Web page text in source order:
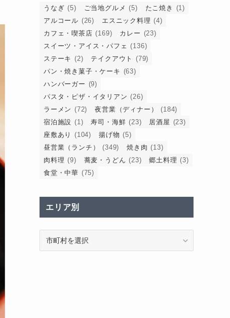
うなぎ (5) ご当地グルメ (5) たこ焼き
(1)
アルコール (26) エスニック料理 (4)
カフェ・喫茶店 (169) カレー (23)
スイーツ・アイス・パフェ (136)
ステーキ (2) テイクアウト
(79)
パン・焼き菓子・ケーキ (63)
ハンバーガー (9)
パスタ・ピザ・イタリアン (26)
ラーメン (72) 夜営業（ディナー）
(184)
宿泊施設 (1) 寿司・海鮮 (23) 居酒屋 (23)
座敷あり
(104) 揚げ物 (5)
昼営業（ランチ）
(349) 焼き肉 (13)
肉料理 (9) 蕎麦・うどん (23) 郷土料理 (3)
食堂・中華 (75)
エリア別